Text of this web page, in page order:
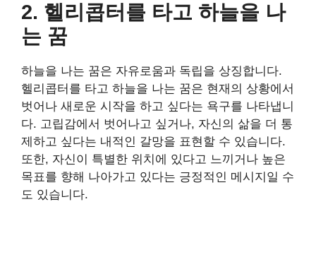
2. 헬리콥터를 타고 하늘을 나
는 꿈
하늘을 나는 꿈은 자유로움과 독립을 상징합니다.
헬리콥터를 타고 하늘을 나는 꿈은 현재의 상황에서
벗어나 새로운 시작을 하고 싶다는 욕구를 나타냅니
다. 고립감에서 벗어나고 싶거나, 자신의 삶을 더 통
제하고 싶다는 내적인 갈망을 표현할 수 있습니다.
또한, 자신이 특별한 위치에 있다고 느끼거나 높은
목표를 향해 나아가고 있다는 긍정적인 메시지일 수
도 있습니다.